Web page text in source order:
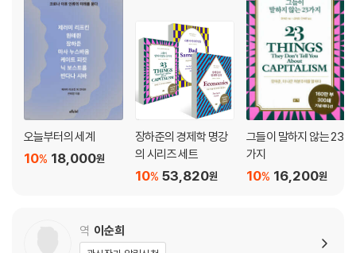
해야 하는 이유 | 민영화의 함정 | 검은 고양이든, 흰 고양이든
6장 1997년에 만난 윈도 98: 아이디어의 ‘차용’은 잘못인가?
‘천재는 불이고, 이익 추구는 연료다’ | 존 로와 최초의 기술 ‘군비 경쟁’ | 변
호사들이 끼어들기 시작하다 | 미키마우스, 오래오래 사세요 | 끝을 접은
샌드위치와 강황 | 맞물린 특허의 횡포 | 가혹한 규정과 개발도상국 | 균형
을 잡아라
7장 미션 임파서블?: 재정 건전성의 한계
가 안정의 대가(代價) | 재정 건전성 정책이 건전하지 않을 때 | 부자 나라
오늘부터의 세계
18,000원
10%
장하준의 경제학 명강
의 시리즈 세트
53,820원
10%
그들이 말하지 않는 23
가지
16,200원
10%
역 이순희